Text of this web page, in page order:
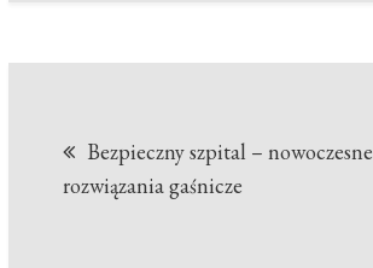
wpisu
Bezpieczny szpital – nowoczesne
rozwiązania gaśnicze